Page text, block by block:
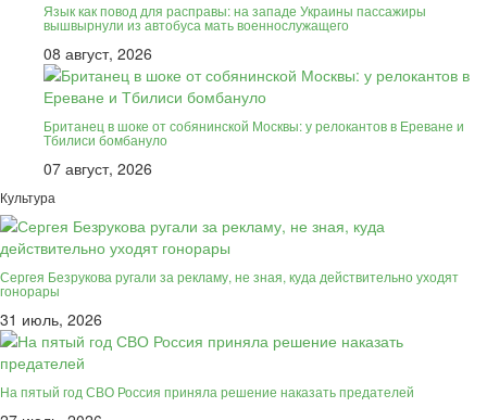
Язык как повод для расправы: на западе Украины пассажиры
вышвырнули из автобуса мать военнослужащего
08 август, 2026
Британец в шоке от собянинской Москвы: у релокантов в Ереване и
Тбилиси бомбануло
07 август, 2026
Культура
Сергея Безрукова ругали за рекламу, не зная, куда действительно уходят
гонорары
31 июль, 2026
На пятый год СВО Россия приняла решение наказать предателей